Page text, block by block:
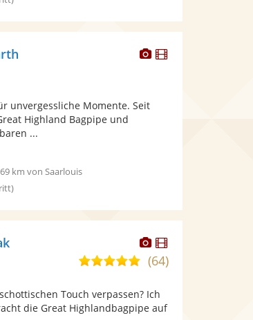
DieserDieser
unvergessliche Momente. Seit
Highland Bagpipe und
...
69 km von Saarlouis
Dieser
Künstler
stellt
Fotos
bereit.
Dieser
Künstler
bereit.
4,9
5
Sternen
(64)
Touch verpassen? Ich
die Great Highlandbagpipe auf